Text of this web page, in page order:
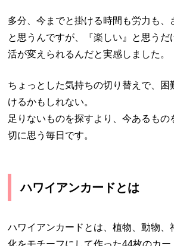
多分、今までと掛ける時間も労力も、
と思うんですが、『楽しい』と思うだ
活が変えられるんだと実感しました。
ちょっとした気持ちの切り替えで、困
けるかもしれない。
足りないものを探すより、今あるもの
切に思う毎日です。
ハワイアンカードとは
ハワイアンカードとは、植物、動物、
化をモチーフにして作った44枚のカー